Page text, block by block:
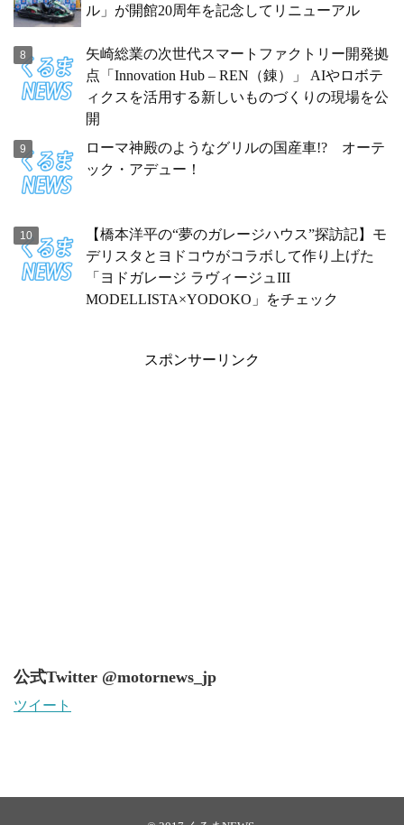
ル」が開館20周年を記念してリニューアル
矢崎総業の次世代スマートファクトリー開発拠
点「Innovation Hub – REN（錬）」 AIやロボテ
ィクスを活用する新しいものづくりの現場を公
開
ローマ神殿のようなグリルの国産車!? オーテ
ック・アデュー！
【橋本洋平の“夢のガレージハウス”探訪記】モ
デリスタとヨドコウがコラボして作り上げた
「ヨドガレージ ラヴィージュIII
MODELLISTA×YODOKO」をチェック
スポンサーリンク
公式Twitter @motornews_jp
ツイート